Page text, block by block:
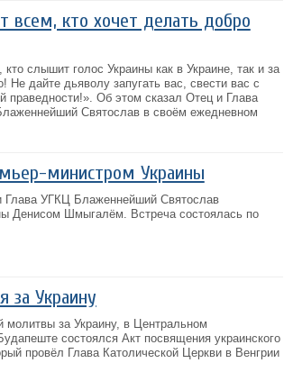
всем, кто хочет делать добро
слышит голос Украины как в Украине, так и за
дайте дьяволу запугать вас, свести вас с
праведности!». Об этом сказал Отец и Глава
Святослав в своём ежедневном
министром Украины
Глава УГКЦ Блаженнейший Святослав
Денисом Шмыгалём. Встреча состоялась по
за Украину
молитвы за Украину, в Центральном
состоялся Акт посвящения украинского
провёл Глава Католической Церкви в Венгрии